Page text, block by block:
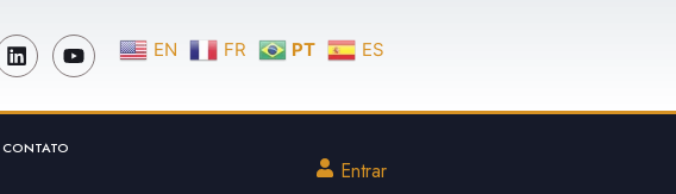
EN FR PT ES
CONTATO
Entrar